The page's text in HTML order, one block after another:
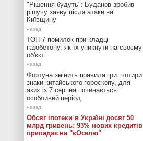
"Рішення будуть": Буданов зробив
рішучу заяву після атаки на
Київщину
ТОП-7 помилок при кладці
газобетону: як їх уникнути на своєму
об'єкті
Фортуна змінить правила гри: чотири
знаки китайського гороскопу, для
яких із 7 серпня починається
особливий період
Обсяг іпотеки в Україні досяг 50
млрд гривень: 93% нових кредитів
припадає на "єОселю"